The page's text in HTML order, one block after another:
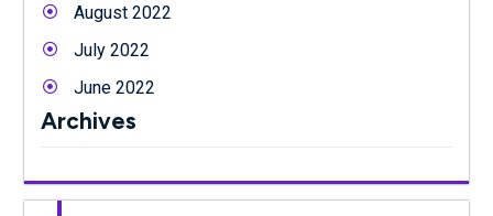
August 2022
July 2022
June 2022
Archives